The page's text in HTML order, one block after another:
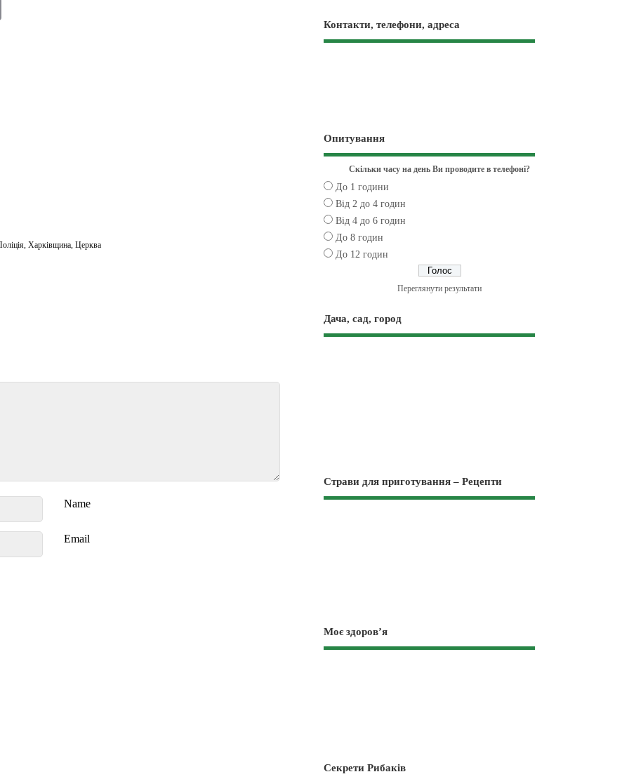
,Харківщина,Церква
Name
Email
Контакти, телефони, адреса
Опитування
Скільки часу на день Ви проводите в телефоні?
До 1 години
Від 2 до 4 годин
Від 4 до 6 годин
До 8 годин
До 12 годин
Переглянути результати
Дача, сад, город
Страви для приготування – Рецепти
Моє здоров’я
Секрети Рибаків